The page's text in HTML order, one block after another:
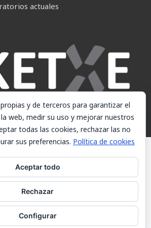
actuales
S.L. - Este sitio web utiliza cookies, consulte
nuestra Política de cookies.
Política de cookies
Contacto
y de terceros para garantizar el
web, medir su uso y mejorar nuestros
todas las cookies, rechazar las no
sus preferencias. Política de cookies
Aceptar todo
Rechazar
Configurar